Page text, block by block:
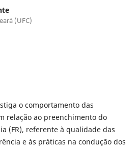
(UFC)
o comportamento das
relação ao preenchimento do
(FR), referente à qualidade das
e às práticas na condução dos